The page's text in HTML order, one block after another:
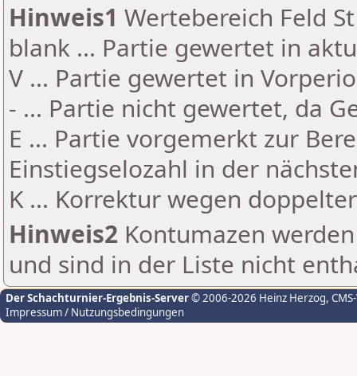
Hinweis1 Wertebereich Feld
blank ... Partie gewertet in
V ... Partie gewertet in
- ... Partie nicht gewertet, da
E ... Partie vorgemerkt zur
Einstiegselozahl in der
K ... Korrektur wegen
Hinweis2 Kontumazen
und sind in der Liste nicht
Der Schachturnier-Ergebnis-Server© 2006-2026 Heinz Herzog,
Impressum / Nutzungsbedingungen